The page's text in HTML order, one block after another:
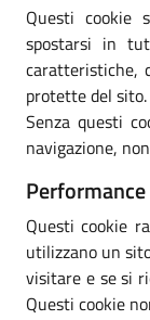
Questi cookie
spostarsi in
caratteristiche,
protette del sito.
Senza questi
navigazione,
Questi cookie
utilizzano un
visitare e se si
Questi cookie